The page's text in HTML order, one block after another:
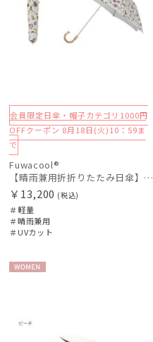
会員限定日傘・帽子カテゴリ1000円
OFFクーポン 8月18日(火)10：59ま
で
Fuwacool®
【晴雨兼用折折りたたみ日傘】フワクール®ホワイト（Fuwacool® White）ボタニカル 遮光100% 遮熱 UV100% ハンドル付き
￥13,200 (税込)
＃軽量
＃晴雨兼用
＃UVカット